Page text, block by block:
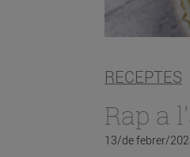
RECEPTES
Rap a
13/de febrer/